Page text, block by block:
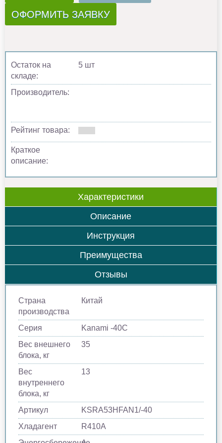
ОФОРМИТЬ ЗАЯВКУ
Остаток на
складе:
5 шт
Производитель:
Рейтинг товара:
Краткое
описание:
Характеристики
Описание
Инструкция
Преимущества
Отзывы
Страна
производства
Китай
Серия
Kanami -40С
Вес внешнего
блока, кг
35
Вес
внутреннего
блока, кг
13
Артикул
KSRA53HFAN1/-40
Хладагент
R410A